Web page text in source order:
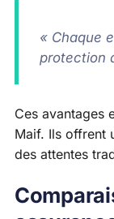
« Chaque
protection
Ces avantages
Maif. Ils offrent
des attentes